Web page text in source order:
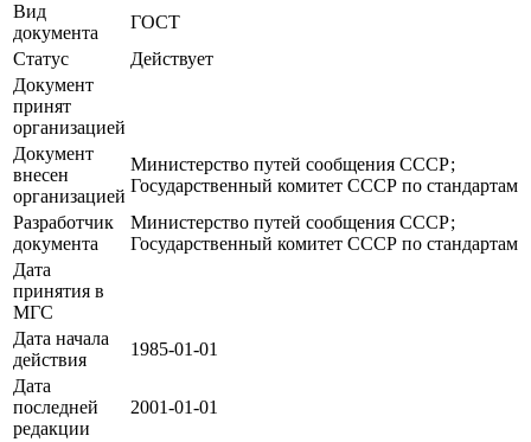
Вид
документа
ГОСТ
Статус
Действует
Документ
принят
организацией
Документ
внесен
организацией
Министерство путей сообщения СССР;
Государственный комитет СССР по стандартам
Разработчик
документа
Министерство путей сообщения СССР;
Государственный комитет СССР по стандартам
Дата
принятия в
МГС
Дата начала
действия
1985-01-01
Дата
последней
редакции
2001-01-01